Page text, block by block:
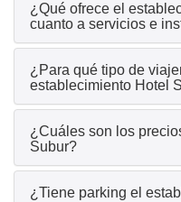
¿Qué ofrece el
cuanto a servicios e
¿Para qué tipo de
establecimiento Hotel
¿Cuáles son los
Subur?
¿Tiene parking el